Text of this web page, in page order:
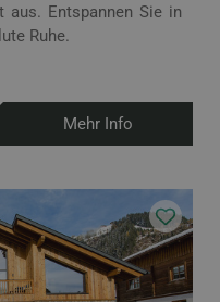
aus. Entspannen Sie in
Ruhe.
Mehr Info